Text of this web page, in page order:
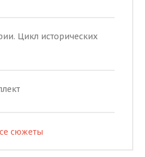
Цикл исторических
сюжеты